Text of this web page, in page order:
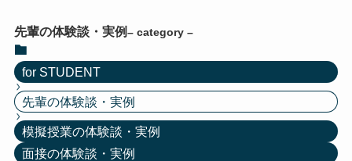
先輩の体験談・実例– category –
for STUDENT
先輩の体験談・実例
模擬授業の体験談・実例
面接の体験談・実例